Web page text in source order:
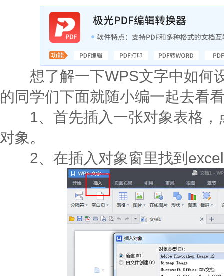
想了解一下WPS文字中如何
的同学们下面就随小编一起去看
1、首先插入一张对象表格，
对象。
2、在插入对象窗里找到excel